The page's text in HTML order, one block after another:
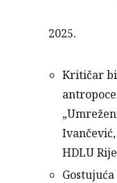
2025.
Kritičar
HDLU